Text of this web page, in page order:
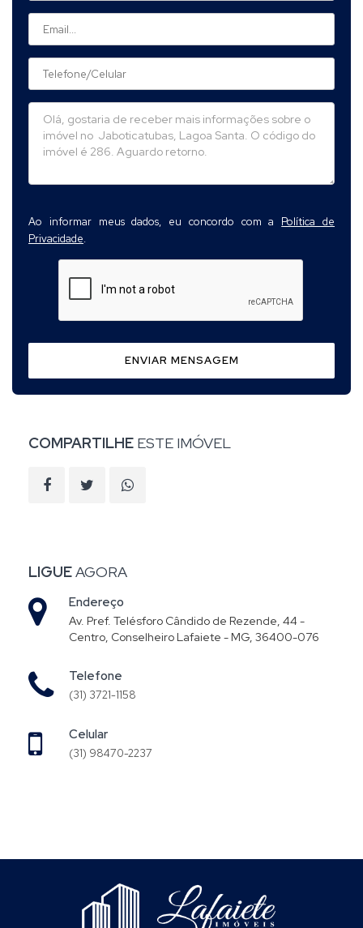
Ao informar meus dados, eu concordo com a Política de
Privacidade.
ENVIAR MENSAGEM
COMPARTILHE ESTE IMÓVEL
LIGUEAGORA
Endereço
Av. Pref. Telésforo Cândido de Rezende, 44 -
Centro, Conselheiro Lafaiete - MG, 36400-076
Telefone
(31) 3721-1158
Celular
(31) 98470-2237